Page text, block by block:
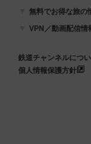
無料でお得な旅の
VPN／動画配信情
鉄道チャンネルにつ
個人情報保護方針